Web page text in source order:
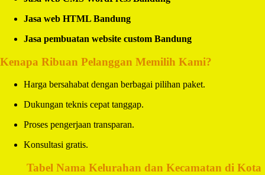
Jasa web HTML Bandung
Jasa pembuatan website custom Bandung
Kenapa Ribuan Pelanggan Memilih Kami?
Harga bersahabat dengan berbagai pilihan paket.
Dukungan teknis cepat tanggap.
Proses pengerjaan transparan.
Konsultasi gratis.
Tabel Nama Kelurahan dan Kecamatan di Kota